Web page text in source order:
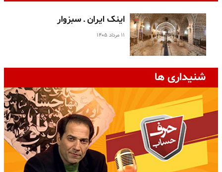
اینک ایران ـ سبزوار
۱۱ مرداد ۱۴۰۵
شنیداری ها